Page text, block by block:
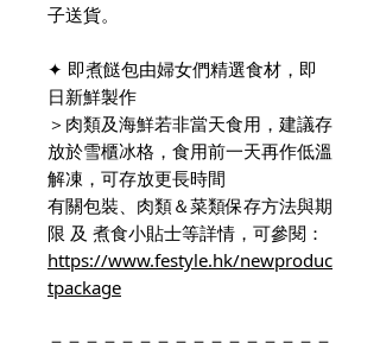
子送貨。
✦ 即煮餸包由婦女們精選食材，即
日新鮮製作
＞肉類及海鮮若非當天食用，建議存
放於雪櫃冰格，食用前一天再作低溫
解凍，可存放更長時間
有關包裝、肉類＆菜類保存方法與期
限 及 煮食小貼士等詳情，可參閱：
https://www.festyle.hk/newproduc
tpackage